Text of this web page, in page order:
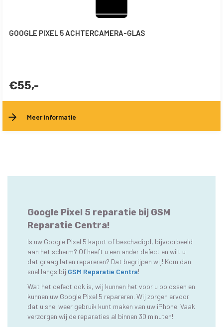
GOOGLE PIXEL 5 ACHTERCAMERA-GLAS
€55,-
Meer informatie
Google Pixel 5 reparatie bij GSM
Reparatie Centra!
Is uw Google Pixel 5 kapot of beschadigd, bijvoorbeeld
aan het scherm? Of heeft u een ander defect en wilt u
dat graag laten repareren? Dat begrijpen wij! Kom dan
snel langs bij GSM Reparatie Centra!
Wat het defect ook is, wij kunnen het voor u oplossen en
kunnen uw Google Pixel 5 repareren. Wij zorgen ervoor
dat u snel weer gebruik kunt maken van uw iPhone. Vaak
verzorgen wij de reparaties al binnen 30 minuten!